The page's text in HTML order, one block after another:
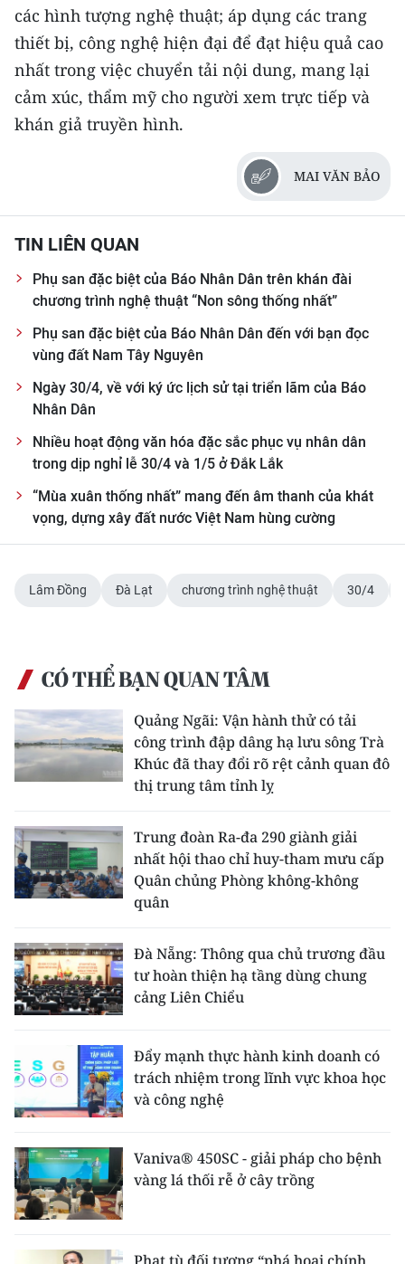
các hình tượng nghệ thuật; áp dụng các trang
thiết bị, công nghệ hiện đại để đạt hiệu quả cao
nhất trong việc chuyển tải nội dung, mang lại
cảm xúc, thẩm mỹ cho người xem trực tiếp và
khán giả truyền hình.
MAI VĂN BẢO
TIN LIÊN QUAN
Phụ san đặc biệt của Báo Nhân Dân trên khán đài
chương trình nghệ thuật “Non sông thống nhất”
Phụ san đặc biệt của Báo Nhân Dân đến với bạn đọc
vùng đất Nam Tây Nguyên
Ngày 30/4, về với ký ức lịch sử tại triển lãm của Báo
Nhân Dân
Nhiều hoạt động văn hóa đặc sắc phục vụ nhân dân
trong dịp nghỉ lễ 30/4 và 1/5 ở Đắk Lắk
“Mùa xuân thống nhất” mang đến âm thanh của khát
vọng, dựng xây đất nước Việt Nam hùng cường
Lâm Đồng Đà Lạt chương trình nghệ thuật 30/4
CÓ THỂ BẠN QUAN TÂM
Quảng Ngãi: Vận hành thử có tải
công trình đập dâng hạ lưu sông Trà
Khúc đã thay đổi rõ rệt cảnh quan đô
thị trung tâm tỉnh lỵ
Trung đoàn Ra-đa 290 giành giải
nhất hội thao chỉ huy-tham mưu cấp
Quân chủng Phòng không-không
quân
Đà Nẵng: Thông qua chủ trương đầu
tư hoàn thiện hạ tầng dùng chung
cảng Liên Chiểu
Đẩy mạnh thực hành kinh doanh có
trách nhiệm trong lĩnh vực khoa học
và công nghệ
Vaniva® 450SC - giải pháp cho bệnh
vàng lá thối rễ ở cây trồng